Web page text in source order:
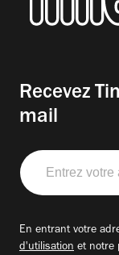
Recevez
mail
Entrez
votre
adresse
En entrant votre
d'utilisation et notre